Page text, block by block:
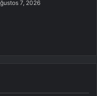
7, 2026